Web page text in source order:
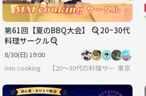
第61回【夏のBBQ大会】 🍳20~30代
料理サークル🍳
8/30(日) 19:00
mm cooking 【20～30代の料理サークル】
東京